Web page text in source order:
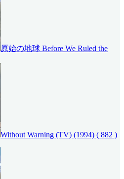
原始の地球 Before We Ruled the
Without Warning (TV) (1994) ( 882 )